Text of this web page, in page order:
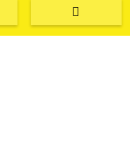
Vieni in negozio
